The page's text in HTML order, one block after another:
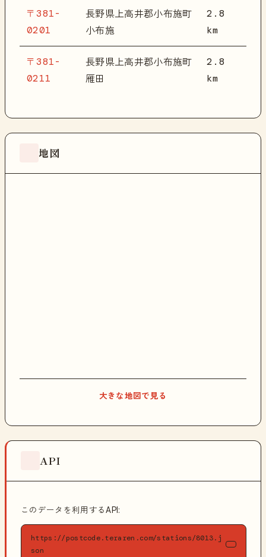
〒381-
0201
長野県上高井郡小布施町
小布施
2.8
km
〒381-
0211
長野県上高井郡小布施町
雁田
2.8
km
地図
大きな地図で見る
API
このデータを利用するAPI:
https://postcode.teraren.com/stations/8013.j
son